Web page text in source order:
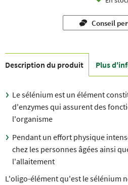
Conseil
Description du produit Plus
Le sélénium est un élément
d'enzymes qui assurent des
l'organisme
Pendant un effort physique
chez les personnes âgées ainsi
l'allaitement
L'oligo-élément qu'est le sélénium